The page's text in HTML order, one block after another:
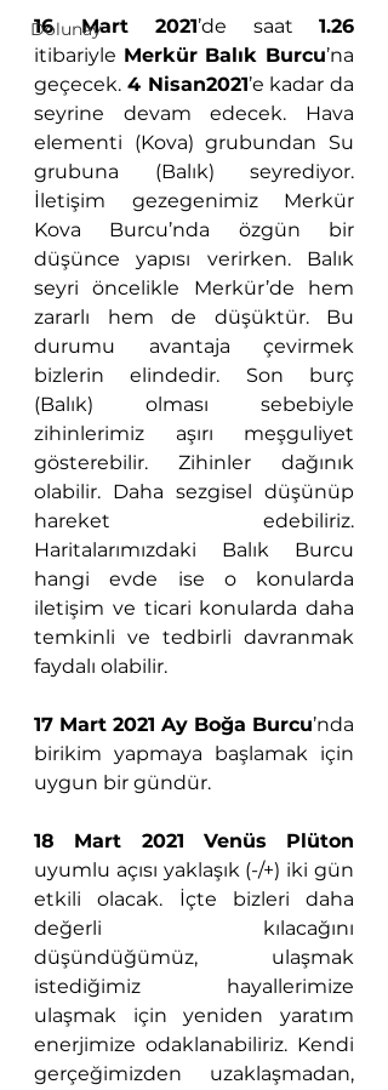
Dolunay
16 Mart 2021’de saat 1.26
itibariyle Merkür Balık Burcu’na
geçecek. 4 Nisan2021’e kadar da
seyrine devam edecek. Hava
elementi (Kova) grubundan Su
grubuna (Balık) seyrediyor.
İletişim gezegenimiz Merkür
Kova Burcu’nda özgün bir
düşünce yapısı verirken. Balık
seyri öncelikle Merkür’de hem
zararlı hem de düşüktür. Bu
durumu avantaja çevirmek
bizlerin elindedir. Son burç
(Balık) olması sebebiyle
zihinlerimiz aşırı meşguliyet
gösterebilir. Zihinler dağınık
olabilir. Daha sezgisel düşünüp
hareket edebiliriz.
Haritalarımızdaki Balık Burcu
hangi evde ise o konularda
iletişim ve ticari konularda daha
temkinli ve tedbirli davranmak
faydalı olabilir.
17 Mart 2021 Ay Boğa Burcu’nda
birikim yapmaya başlamak için
uygun bir gündür.
18 Mart 2021 Venüs Plüton
uyumlu açısı yaklaşık (-/+) iki gün
etkili olacak. İçte bizleri daha
değerli kılacağını
düşündüğümüz, ulaşmak
istediğimiz hayallerimize
ulaşmak için yeniden yaratım
enerjimize odaklanabiliriz. Kendi
gerçeğimizden uzaklaşmadan,